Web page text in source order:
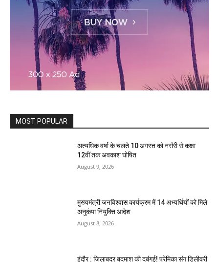
MOST POPULAR
अत्यधिक वर्षा के चलते 10 अगस्त को नर्सरी से कक्षा
12वीं तक अवकाश घोषित
August 9, 2026
मुख्यमंत्री जनविश्वास कार्यक्रम में 14 अभ्यर्थियों को मिले
अनुकंपा नियुक्ति आदेश
August 8, 2026
इंदौर : जिलाबदर बदमाश की दबंगई! प्रेमिका संग डिलीवरी